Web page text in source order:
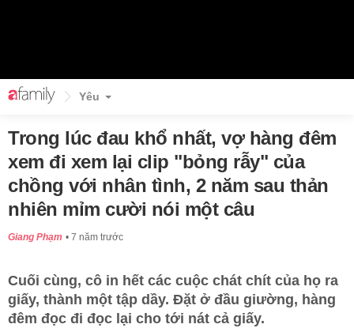
Yêu
Trong lúc đau khổ nhất, vợ hàng đêm
xem đi xem lại clip "bỏng rẫy" của
chồng với nhân tình, 2 năm sau thản
nhiên mỉm cười nói một câu
Giang Phạm 7 năm trước
Cuối cùng, cô in hết các cuộc chát chít của họ ra
giấy, thành một tập dầy. Đặt ở đầu giường, hàng
đêm đọc đi đọc lại cho tới nát cả giấy.